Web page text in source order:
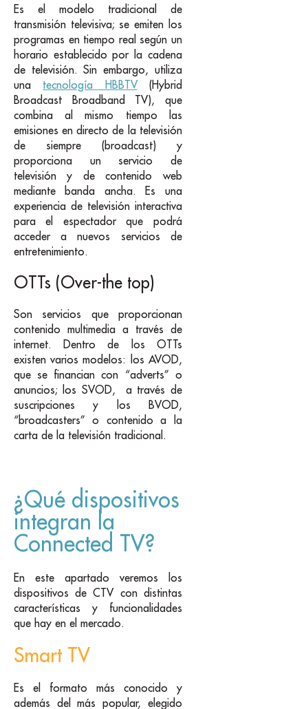
Es el modelo tradicional de
transmisión televisiva; se emiten los
programas en tiempo real según un
horario establecido por la cadena
de televisión. Sin embargo, utiliza
una tecnología HBBTV(Hybrid
Broadcast Broadband TV), que
combina al mismo tiempo las
emisiones en directo de la televisión
de siempre (broadcast) y
proporciona un servicio de
televisión y de contenido web
mediante banda ancha. Es una
experiencia de televisión interactiva
para el espectador que podrá
acceder a nuevos servicios de
entretenimiento.
OTTs (Over-the top)
Son servicios que proporcionan
contenido multimedia a través de
internet. Dentro de los OTTs
existen varios modelos: los AVOD,
que se financian con “adverts” o
anuncios; los SVOD, a través de
suscripciones y los BVOD,
“broadcasters” o contenido a la
carta de la televisión tradicional.
¿Qué dispositivos
integran la
Connected TV?
En este apartado veremos los
dispositivos de CTV con distintas
características y funcionalidades
que hay en el mercado.
Smart TV
Es el formato más conocido y
además del más popular, elegido